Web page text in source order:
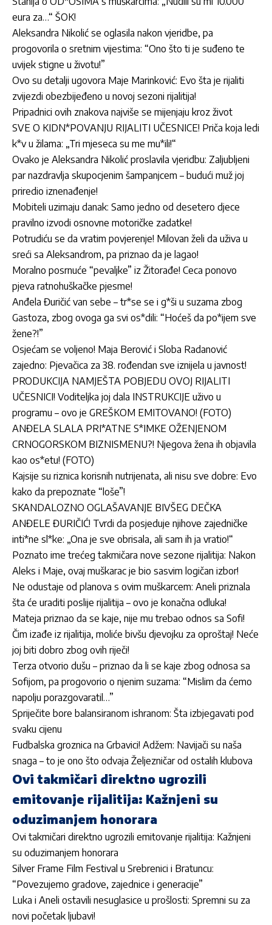
eura za…“ ŠOK!
Aleksandra Nikolić se oglasila nakon vjeridbe, pa
progovorila o sretnim vijestima: “Ono što ti je suđeno te
uvijek stigne u životu!”
Ovo su detalji ugovora Maje Marinković: Evo šta je rijaliti
zvijezdi obezbijeđeno u novoj sezoni rijalitija!
Pripadnici ovih znakova najviše se mijenjaju kroz život
SVE O KIDN*POVANJU RIJALITI UČESNICE! Priča koja ledi
k*v u žilama: „Tri mjeseca su me mu*ili!“
Ovako je Aleksandra Nikolić proslavila vjeridbu: Zaljubljeni
par nazdravlja skupocjenim šampanjcem – budući muž joj
priredio iznenađenje!
Mobiteli uzimaju danak: Samo jedno od desetero djece
pravilno izvodi osnovne motoričke zadatke!
Potrudiću se da vratim povjerenje! Milovan želi da uživa u
sreći sa Aleksandrom, pa priznao da je lagao!
Moralno posrnuće “pevaljke” iz Žitorađe! Ceca ponovo
pjeva ratnohuškačke pjesme!
Anđela Đuričić van sebe – tr*se se i g*ši u suzama zbog
Gastoza, zbog ovoga ga svi os*dili: “Hoćeš da po*ijem sve
žene?!”
Osjećam se voljeno! Maja Berović i Sloba Radanović
zajedno: Pjevačica za 38. rođendan sve iznijela u javnost!
PRODUKCIJA NAMJEŠTA POBJEDU OVOJ RIJALITI
UČESNICI! Voditeljka joj dala INSTRUKCIJE uživo u
programu – ovo je GREŠKOM EMITOVANO! (FOTO)
ANĐELA SLALA PRI*ATNE S*IMKE OŽENJENOM
CRNOGORSKOM BIZNISMENU?! Njegova žena ih objavila
kao os*etu! (FOTO)
Kajsije su riznica korisnih nutrijenata, ali nisu sve dobre: Evo
kako da prepoznate “loše”!
SKANDALOZNO OGLAŠAVANJE BIVŠEG DEČKA
ANĐELE ĐURIČIĆ! Tvrdi da posjeduje njihove zajedničke
inti*ne sl*ke: „Ona je sve obrisala, ali sam ih ja vratio!“
Poznato ime trećeg takmičara nove sezone rijalitija: Nakon
Aleks i Maje, ovaj muškarac je bio sasvim logičan izbor!
Ne odustaje od planova s ovim muškarcem: Aneli priznala
šta će uraditi poslije rijalitija – ovo je konačna odluka!
Mateja priznao da se kaje, nije mu trebao odnos sa Sofi!
Čim izađe iz rijalitija, moliće bivšu djevojku za oproštaj! Neće
joj biti dobro zbog ovih riječi!
Terza otvorio dušu – priznao da li se kaje zbog odnosa sa
Sofijom, pa progovorio o njenim suzama: “Mislim da ćemo
napolju porazgovaratil…”
Spriječite bore balansiranom ishranom: Šta izbjegavati pod
svaku cijenu
Fudbalska groznica na Grbavici! Adžem: Navijači su naša
snaga – to je ono što odvaja Željezničar od ostalih klubova
Ovi takmičari direktno ugrozili
emitovanje rijalitija: Kažnjeni su
oduzimanjem honorara
Ovi takmičari direktno ugrozili emitovanje rijalitija: Kažnjeni
su oduzimanjem honorara
Silver Frame Film Festival u Srebrenici i Bratuncu:
“Povezujemo gradove, zajednice i generacije”
Luka i Aneli ostavili nesuglasice u prošlosti: Spremni su za
novi početak ljubavi!